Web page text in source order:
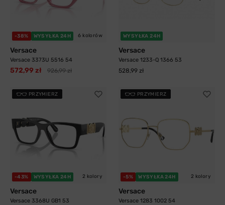
-38% WYSYŁKA 24H 6 kolorów
Versace
Versace 3373U 5516 54
572,99 zł 926,99 zł
WYSYŁKA 24H
Versace
Versace 1233-Q 1366 53
528,99 zł
PRZYMIERZ
-43% WYSYŁKA 24H 2 kolory
Versace
Versace 3368U GB1 53
PRZYMIERZ
-5% WYSYŁKA 24H 2 kolory
Versace
Versace 1283 1002 54